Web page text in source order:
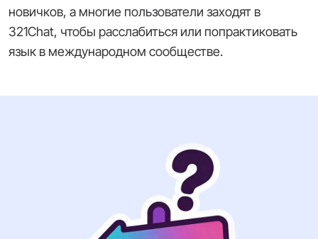
новичков, а многие пользователи заходят в
321Chat, чтобы расслабиться или попрактиковать
язык в международном сообществе.